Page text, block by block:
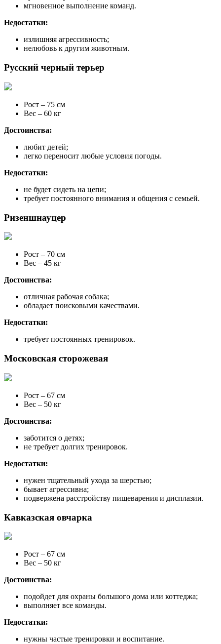
мгновенное выполнение команд.
Недостатки:
излишняя агрессивность;
нелюбовь к другим животным.
Русский черный терьер
Рост – 75 см
Вес – 60 кг
Достоинства:
любит детей;
легко переносит любые условия погоды.
Недостатки:
не будет сидеть на цепи;
требует постоянного внимания и общения с семьей.
Ризеншнауцер
Рост – 70 см
Вес – 45 кг
Достоинства:
отличная рабочая собака;
обладает поисковыми качествами.
Недостатки:
требует постоянных тренировок.
Московская сторожевая
Рост – 67 см
Вес – 50 кг
Достоинства:
заботится о детях;
не требует долгих тренировок.
Недостатки:
нужен тщательный ухода за шерстью;
бывает агрессивна;
подвержена расстройству пищеварения и дисплазии.
Кавказская овчарка
Рост – 67 см
Вес – 50 кг
Достоинства:
подойдет для охраны большого дома или коттеджа;
выполняет все команды.
Недостатки:
нужны частые тренировки и воспитание.